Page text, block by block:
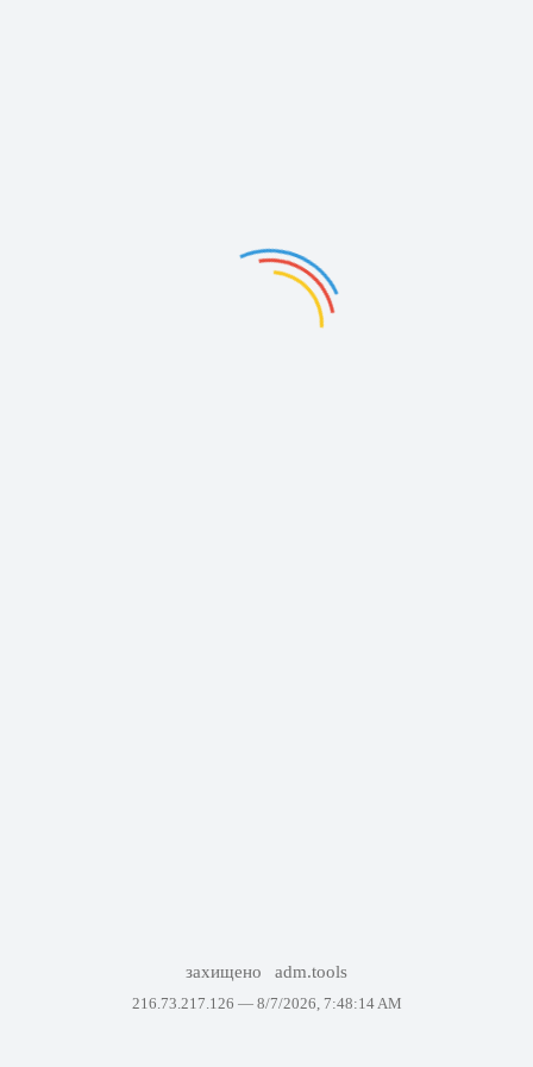
захищено adm.tools
216.73.217.126 — 8/7/2026, 7:48:14 AM